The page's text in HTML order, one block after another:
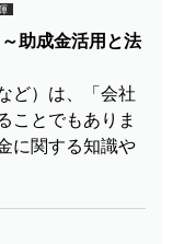
助成金活用と法
ど）は、「会社
ことでもありま
に関する知識や